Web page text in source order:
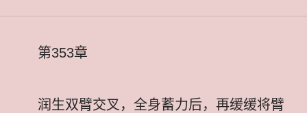
第353章
润生双臂交叉，全身蓄力后，再缓缓将臂